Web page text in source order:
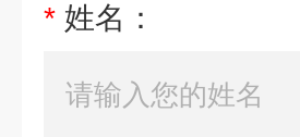
* 姓名：